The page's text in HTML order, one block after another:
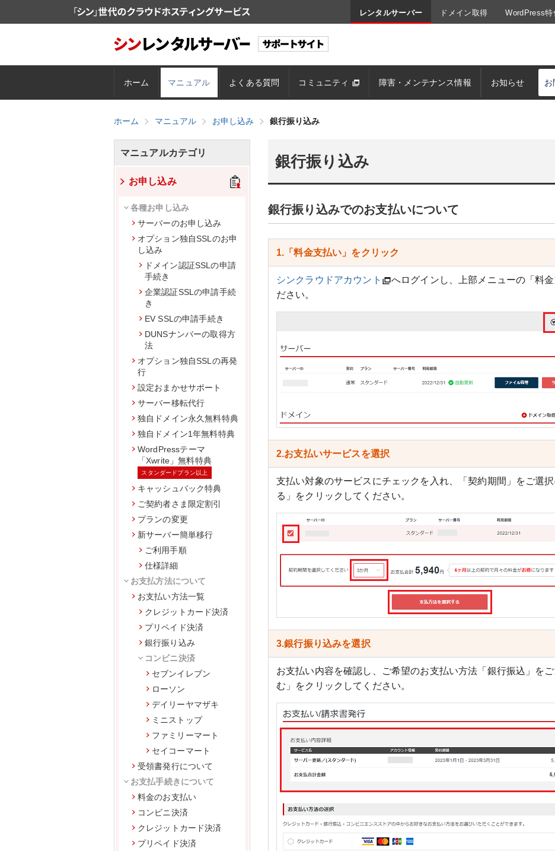
レンタルサーバー ドメイン取得 WordPress特
ホーム マニュアル よくある質問 コミュニティ 障害・メンテナンス情報 お知らせ お
ホーム マニュアル お申し込み 銀行振り込み
銀行振り込み
銀行振り込みでのお支払いについて
1.「料金支払い」をクリック
シンクラウドアカウント
へログインし、上部メニューの「料
ださい。
2.お支払いサービスを選択
支払い対象のサービスにチェックを入れ、「契約期間」をご選
る」をクリックしてください。
3.銀行振り込みを選択
お支払い内容を確認し、ご希望のお支払い方法「銀行振込」を
む」をクリックしてください。
マニュアルカテゴリ
お申し込み
各種お申し込み
サーバーのお申し込み
オプション独自SSLのお申
し込み
ドメイン認証SSLの申請
手続き
企業認証SSLの申請手続
き
EV SSLの申請手続き
DUNSナンバーの取得方
法
オプション独自SSLの再発
行
設定おまかせサポート
サーバー移転代行
独自ドメイン永久無料特典
独自ドメイン1年無料特典
WordPressテーマ
「Xwrite」無料特典
スタンダードプラン以上
キャッシュバック特典
ご契約者さま限定割引
プランの変更
新サーバー簡単移行
ご利用手順
仕様詳細
お支払方法について
お支払い方法一覧
クレジットカード決済
プリペイド決済
銀行振り込み
コンビニ決済
セブンイレブン
ローソン
デイリーヤマザキ
ミニストップ
ファミリーマート
セイコーマート
受領書発行について
お支払手続きについて
料金のお支払い
コンビニ決済
クレジットカード決済
プリペイド決済